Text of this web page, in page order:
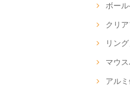
ボー
クリ
リン
マウ
アル